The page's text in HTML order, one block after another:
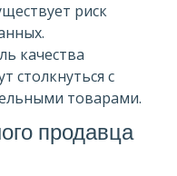
риск
качества
столкнуться с
товарами.
продавца